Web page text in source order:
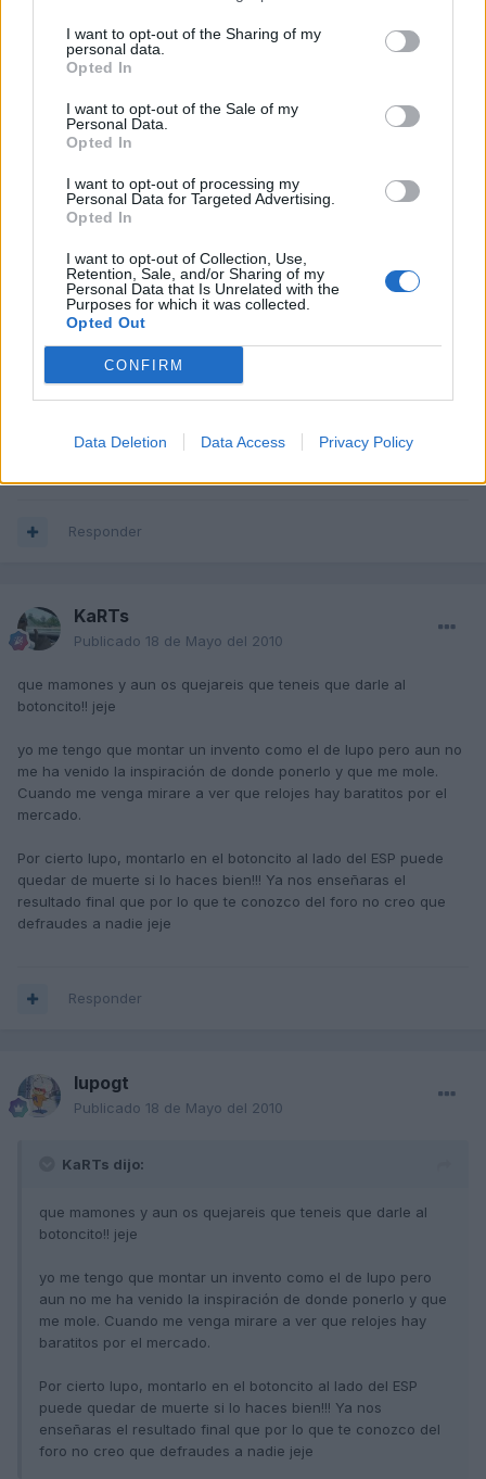
I want to opt-out of the Sharing of my
personal data.
Opted In
I want to opt-out of the Sale of my
Personal Data.
Opted In
I want to opt-out of processing my
Personal Data for Targeted Advertising.
Opted In
I want to opt-out of Collection, Use,
Retention, Sale, and/or Sharing of my
Personal Data that Is Unrelated with the
Purposes for which it was collected.
Opted Out
CONFIRM
Data Deletion Data Access Privacy Policy
aceite fija en el FIS?
Me interesa el tema de dejar la temperatura del aceite fija en el
novaliche
Publicado18 de Mayo del 2010
es un coñazo estar ahi dandole cada dos por tres Consultar-
temperatura de aceite jeje ademas nose si soy yo que me
2000) asique nada brusco, pero aun asi uno mira temperaturas.
Responder
KaRTs
Publicado 18 de Mayo del 2010
que mamones y aun os quejareis que teneis que darle al
botoncito!! jeje
yo me tengo que montar un invento como el de lupo pero aun no
me ha venido la inspiración de donde ponerlo y que me mole.
Cuando me venga mirare a ver que relojes hay baratitos por el
mercado.
Por cierto lupo, montarlo en el botoncito al lado del ESP puede
quedar de muerte si lo haces bien!!! Ya nos enseñaras el
resultado final que por lo que te conozco del foro no creo que
defraudes a nadie jeje
Responder
lupogt
Publicado 18 de Mayo del 2010
KaRTs dijo:
que mamones y aun os quejareis que teneis que darle al
botoncito!! jeje
yo me tengo que montar un invento como el de lupo pero
aun no me ha venido la inspiración de donde ponerlo y que
me mole. Cuando me venga mirare a ver que relojes hay
baratitos por el mercado.
Por cierto lupo, montarlo en el botoncito al lado del ESP
puede quedar de muerte si lo haces bien!!! Ya nos
enseñaras el resultado final que por lo que te conozco del
foro no creo que defraudes a nadie jeje